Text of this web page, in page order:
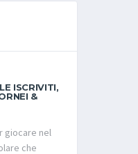
ISCRIVITI,
&
che